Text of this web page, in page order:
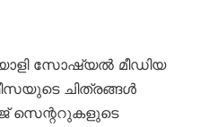
സോഷ്യൽ മീഡിയ
ചിത്രങ്ങൾ
സെന്ററുകളുടെ